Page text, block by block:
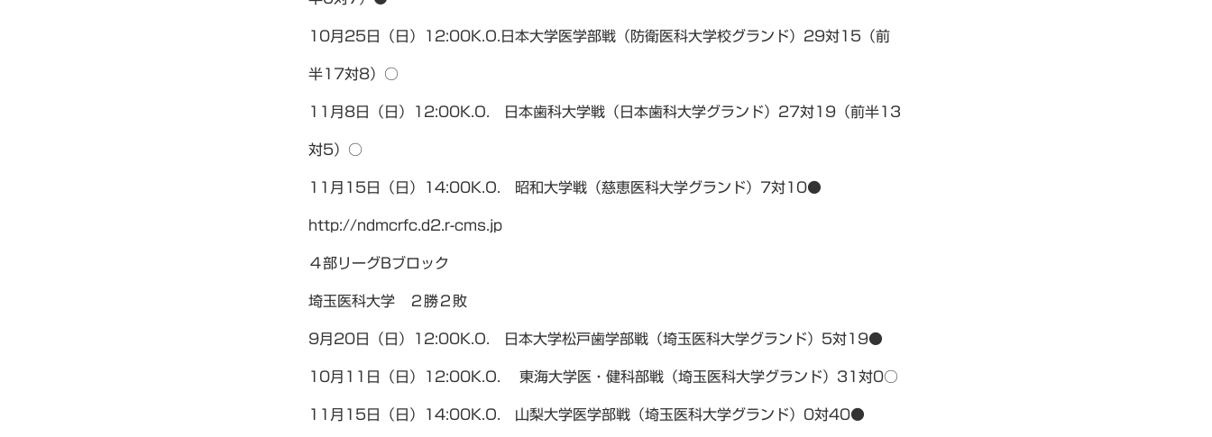
10月25日（日）12:00K.O.日本大学医学部戦（防衛医科大学校グランド）29対15（前
半17対8）○
11月8日（日）12:00K.O. 日本歯科大学戦（日本歯科大学グランド）27対19（前半13
対5）○
11月15日（日）14:00K.O. 昭和大学戦（慈恵医科大学グランド）7対10●
http://ndmcrfc.d2.r-cms.jp
４部リーグBブロック
埼玉医科大学 ２勝２敗
9月20日（日）12:00K.O. 日本大学松戸歯学部戦（埼玉医科大学グランド）5対19●
10月11日（日）12:00K.O. 東海大学医・健科部戦（埼玉医科大学グランド）31対0○
11月15日（日）14:00K.O. 山梨大学医学部戦（埼玉医科大学グランド）0対40●